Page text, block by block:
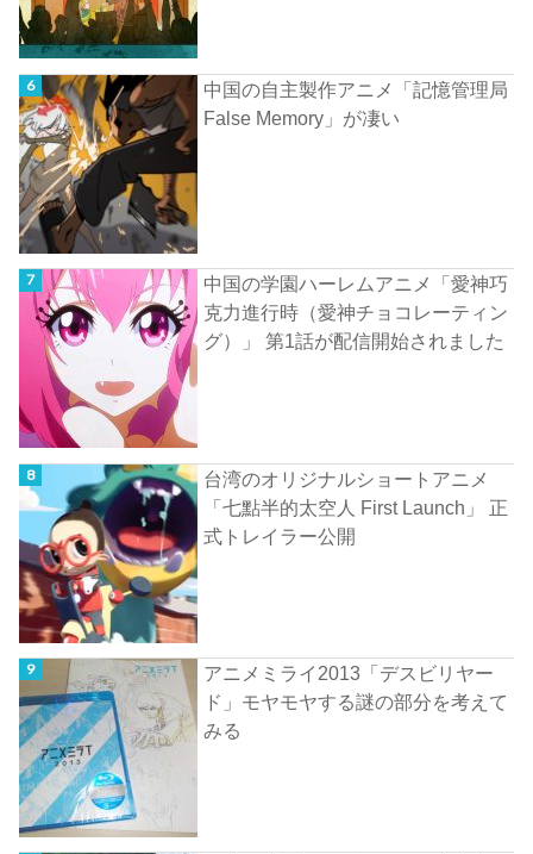
中国の自主製作アニメ「記憶管理局
False Memory」が凄い
中国の学園ハーレムアニメ「愛神巧
克力進行時（愛神チョコレーティン
グ）」 第1話が配信開始されました
台湾のオリジナルショートアニメ
「七點半的太空人 First Launch」 正
式トレイラー公開
アニメミライ2013「デスビリヤー
ド」モヤモヤする謎の部分を考えて
みる